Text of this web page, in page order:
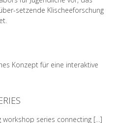
setzende Klischeeforschung
Konzept für eine interaktive
series connecting […]